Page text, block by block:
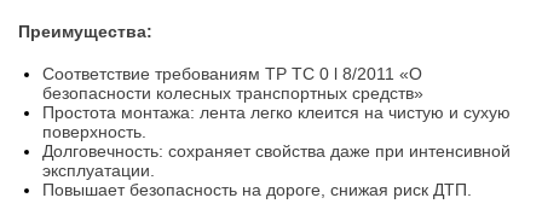
Преимущества:
Соответствие требованиям ТР ТС 0 l 8/2011 «О
безопасности колесных транспортных средств»
Простота монтажа: лента легко клеится на чистую и сухую
поверхность.
Долговечность: сохраняет свойства даже при интенсивной
эксплуатации.
Повышает безопасность на дороге, снижая риск ДТП.